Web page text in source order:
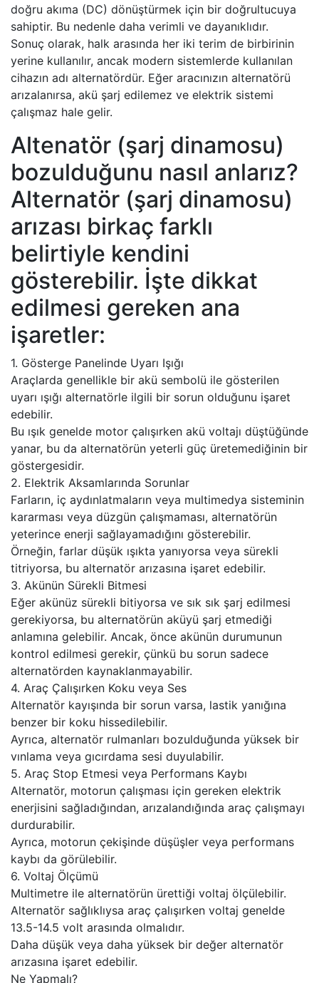
doğru akıma (DC) dönüştürmek için bir doğrultucuya
sahiptir. Bu nedenle daha verimli ve dayanıklıdır.
Sonuç olarak, halk arasında her iki terim de birbirinin
yerine kullanılır, ancak modern sistemlerde kullanılan
cihazın adı alternatördür. Eğer aracınızın alternatörü
arızalanırsa, akü şarj edilemez ve elektrik sistemi
çalışmaz hale gelir.
Altenatör (şarj dinamosu)
bozulduğunu nasıl anlarız?
Alternatör (şarj dinamosu)
arızası birkaç farklı
belirtiyle kendini
gösterebilir. İşte dikkat
edilmesi gereken ana
işaretler:
1. Gösterge Panelinde Uyarı Işığı
Araçlarda genellikle bir akü sembolü ile gösterilen
uyarı ışığı alternatörle ilgili bir sorun olduğunu işaret
edebilir.
Bu ışık genelde motor çalışırken akü voltajı düştüğünde
yanar, bu da alternatörün yeterli güç üretemediğinin bir
göstergesidir.
2. Elektrik Aksamlarında Sorunlar
Farların, iç aydınlatmaların veya multimedya sisteminin
kararması veya düzgün çalışmaması, alternatörün
yeterince enerji sağlayamadığını gösterebilir.
Örneğin, farlar düşük ışıkta yanıyorsa veya sürekli
titriyorsa, bu alternatör arızasına işaret edebilir.
3. Akünün Sürekli Bitmesi
Eğer akünüz sürekli bitiyorsa ve sık sık şarj edilmesi
gerekiyorsa, bu alternatörün aküyü şarj etmediği
anlamına gelebilir. Ancak, önce akünün durumunun
kontrol edilmesi gerekir, çünkü bu sorun sadece
alternatörden kaynaklanmayabilir.
4. Araç Çalışırken Koku veya Ses
Alternatör kayışında bir sorun varsa, lastik yanığına
benzer bir koku hissedilebilir.
Ayrıca, alternatör rulmanları bozulduğunda yüksek bir
vınlama veya gıcırdama sesi duyulabilir.
5. Araç Stop Etmesi veya Performans Kaybı
Alternatör, motorun çalışması için gereken elektrik
enerjisini sağladığından, arızalandığında araç çalışmayı
durdurabilir.
Ayrıca, motorun çekişinde düşüşler veya performans
kaybı da görülebilir.
6. Voltaj Ölçümü
Multimetre ile alternatörün ürettiği voltaj ölçülebilir.
Alternatör sağlıklıysa araç çalışırken voltaj genelde
13.5-14.5 volt arasında olmalıdır.
Daha düşük veya daha yüksek bir değer alternatör
arızasına işaret edebilir.
Ne Yapmalı?